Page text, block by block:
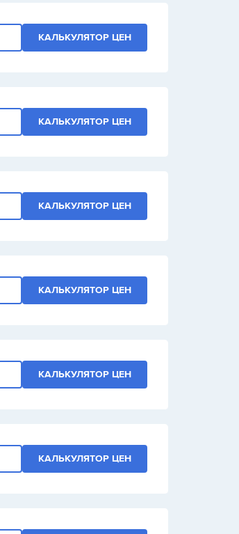
КАЛЬКУЛЯТОР ЦЕН
КАЛЬКУЛЯТОР ЦЕН
КАЛЬКУЛЯТОР ЦЕН
КАЛЬКУЛЯТОР ЦЕН
КАЛЬКУЛЯТОР ЦЕН
КАЛЬКУЛЯТОР ЦЕН